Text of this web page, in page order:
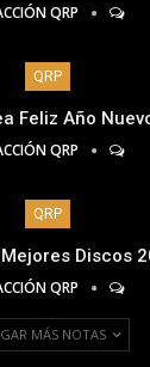
QRP
QRP
Feliz Año
QRP
QRP
Mejores Discos
QRP
MÁS NOTAS